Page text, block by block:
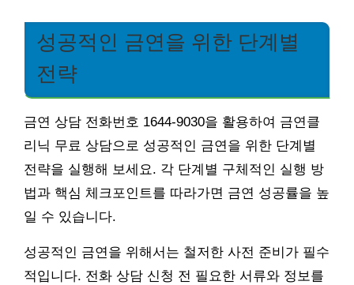
성공적인 금연을 위한 단계별
전략
금연 상담 전화번호 1644-9030을 활용하여 금연클
리닉 무료 상담으로 성공적인 금연을 위한 단계별
전략을 실행해 보세요. 각 단계별 구체적인 실행 방
법과 핵심 체크포인트를 따라가면 금연 성공률을 높
일 수 있습니다.
성공적인 금연을 위해서는 철저한 사전 준비가 필수
적입니다. 전화 상담 신청 전 필요한 서류와 정보를